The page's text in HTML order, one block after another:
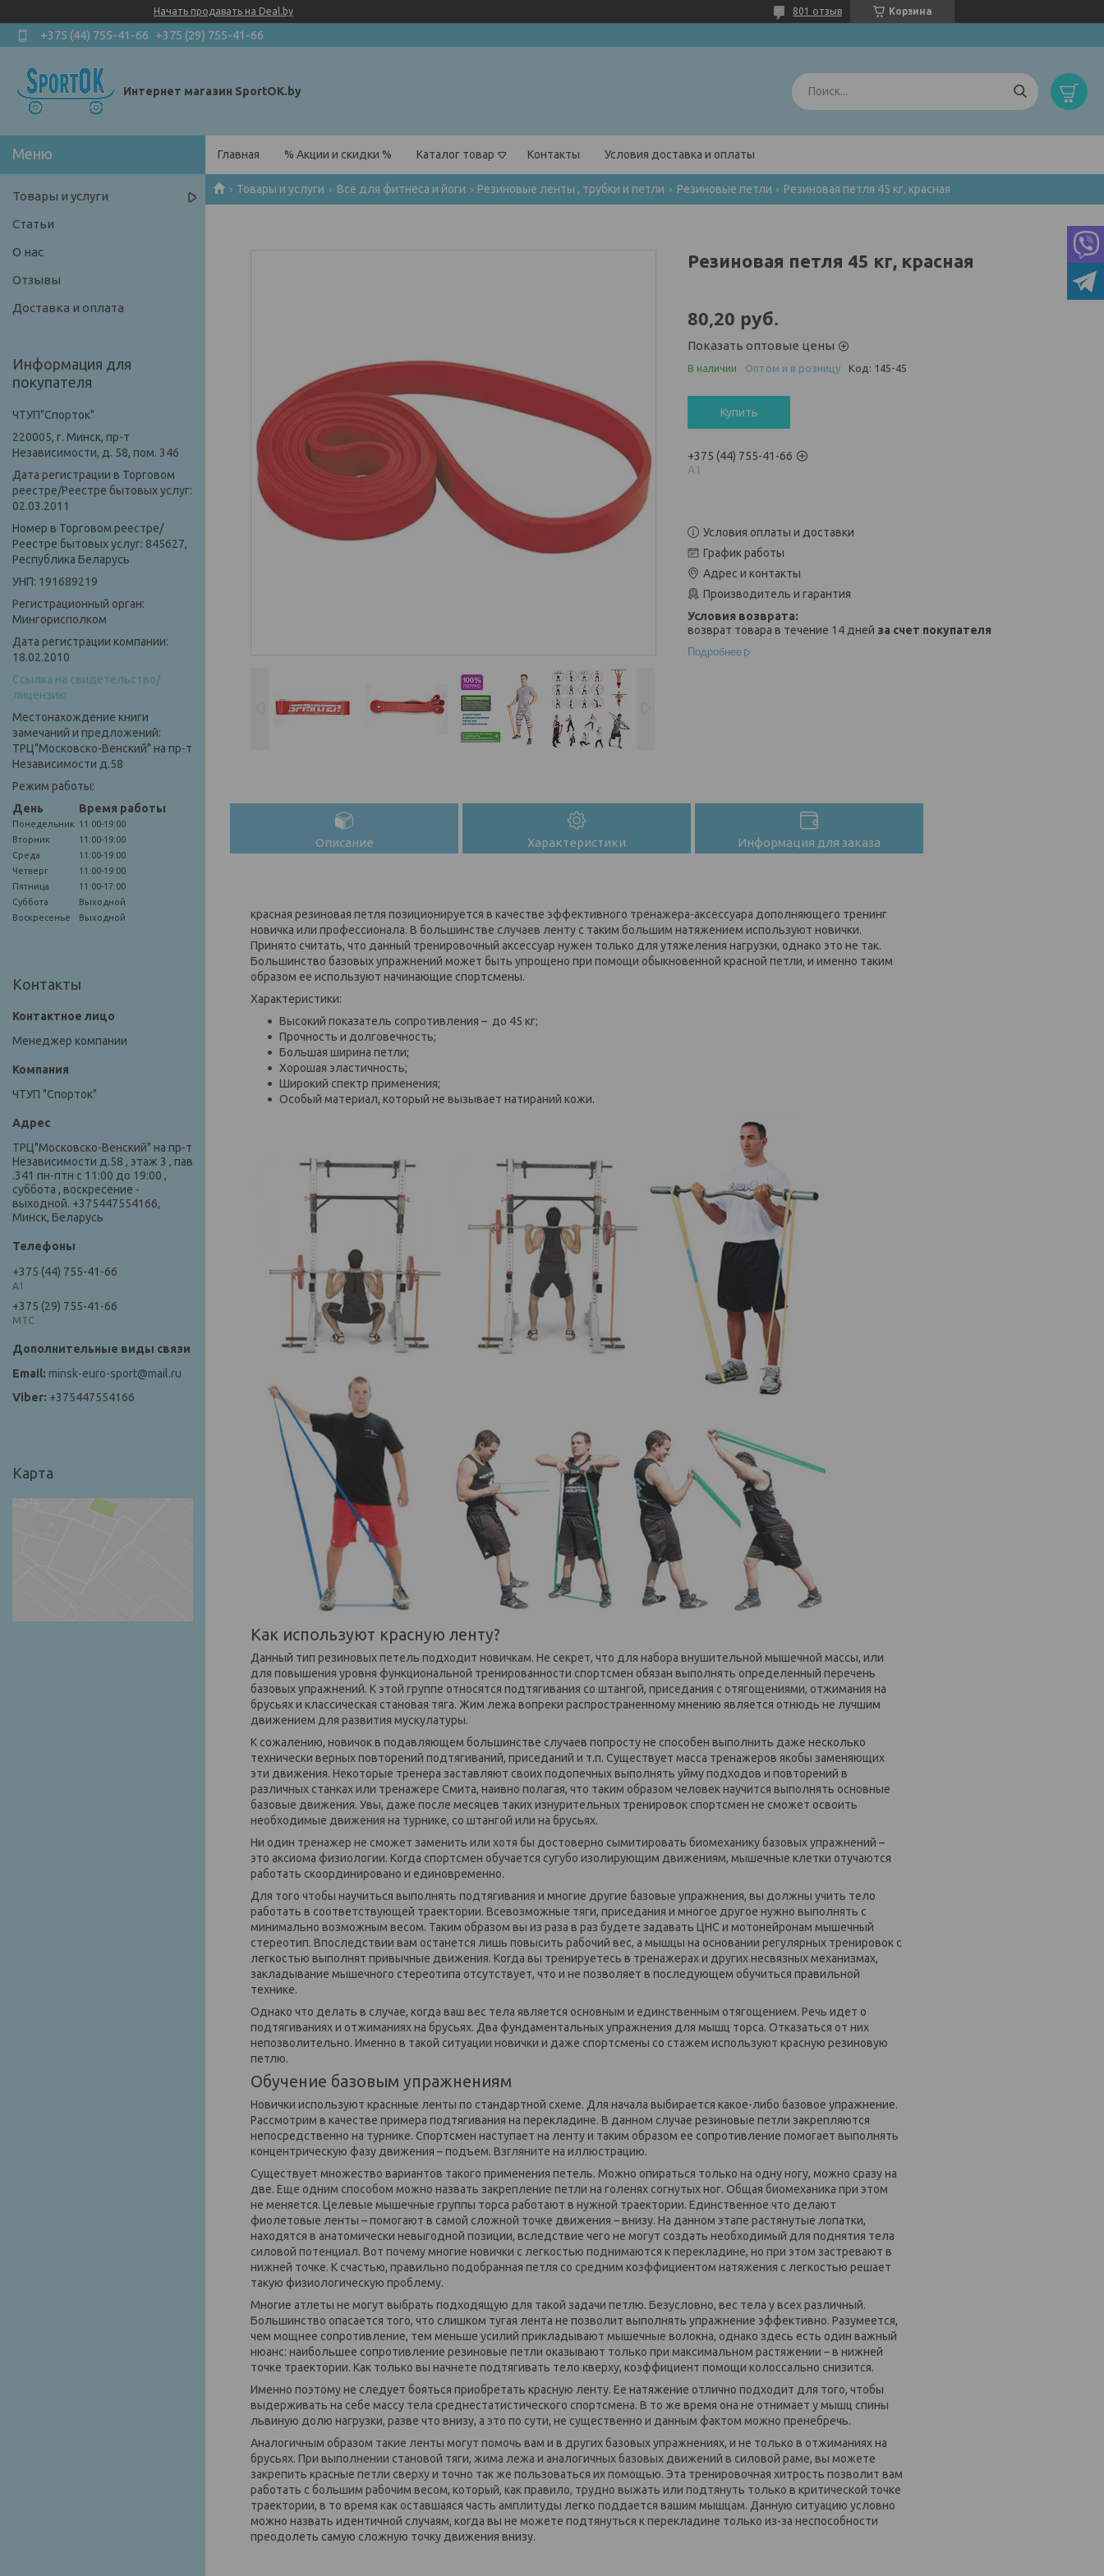
Начать продавать на Deal.by Корзина
801 отзыв
+375 (44) 755-41-66 +375 (29) 755-41-66
Интернет магазин SportOK.by
Главная % Акции и скидки % Каталог товар Контакты Условия доставка и оплаты
Товары и услуги Всё для фитнеса и йоги Резиновые ленты , трубки и петли Резиновые петли Резиновая петля 45 кг, красная
Резиновая петля 45 кг, красная
80,20 руб.
Показать оптовые цены
В наличии Оптом и в розницу Код: 145-45
Купить
+375 (44) 755-41-66
А1
Условия оплаты и доставки
График работы
Адрес и контакты
Производитель и гарантия
возврат товара в течение 14 дней за счет покупателя
Подробнее
Описание Характеристики Информация для заказа
красная резиновая петля позиционируется в качестве эффективного тренажера-аксессуара дополняющего тренинг
новичка или профессионала. В большинстве случаев ленту с таким большим натяжением используют новички.
Принято считать, что данный тренировочный аксессуар нужен только для утяжеления нагрузки, однако это не так.
Большинство базовых упражнений может быть упрощено при помощи обыкновенной красной петли, и именно таким
образом ее используют начинающие спортсмены.
Характеристики:
Высокий показатель сопротивления – до 45 кг;
Прочность и долговечность;
Большая ширина петли;
Хорошая эластичность;
Широкий спектр применения;
Особый материал, который не вызывает натираний кожи.
Как используют красную ленту?
Данный тип резиновых петель подходит новичкам. Не секрет, что для набора внушительной мышечной массы, или
для повышения уровня функциональной тренированности спортсмен обязан выполнять определенный перечень
базовых упражнений. К этой группе относятся подтягивания со штангой, приседания с отягощениями, отжимания на
брусьях и классическая становая тяга. Жим лежа вопреки распространенному мнению является отнюдь не лучшим
движением для развития мускулатуры.
К сожалению, новичок в подавляющем большинстве случаев попросту не способен выполнить даже несколько
технически верных повторений подтягиваний, приседаний и т.п. Существует масса тренажеров якобы заменяющих
эти движения. Некоторые тренера заставляют своих подопечных выполнять уйму подходов и повторений в
различных станках или тренажере Смита, наивно полагая, что таким образом человек научится выполнять основные
базовые движения. Увы, даже после месяцев таких изнурительных тренировок спортсмен не сможет освоить
необходимые движения на турнике, со штангой или на брусьях.
Ни один тренажер не сможет заменить или хотя бы достоверно сымитировать биомеханику базовых упражнений –
это аксиома физиологии. Когда спортсмен обучается сугубо изолирующим движениям, мышечные клетки отучаются
работать скоординировано и единовременно.
Для того чтобы научиться выполнять подтягивания и многие другие базовые упражнения, вы должны учить тело
работать в соответствующей траектории. Всевозможные тяги, приседания и многое другое нужно выполнять с
минимально возможным весом. Таким образом вы из раза в раз будете задавать ЦНС и мотонейронам мышечный
стереотип. Впоследствии вам останется лишь повысить рабочий вес, а мышцы на основании регулярных тренировок с
легкостью выполнят привычные движения. Когда вы тренируетесь в тренажерах и других несвязных механизмах,
закладывание мышечного стереотипа отсутствует, что и не позволяет в последующем обучиться правильной
технике.
Однако что делать в случае, когда ваш вес тела является основным и единственным отягощением. Речь идет о
подтягиваниях и отжиманиях на брусьях. Два фундаментальных упражнения для мышц торса. Отказаться от них
непозволительно. Именно в такой ситуации новички и даже спортсмены со стажем используют красную резиновую
петлю.
Обучение базовым упражнениям
Новички используют краснные ленты по стандартной схеме. Для начала выбирается какое-либо базовое упражнение.
Рассмотрим в качестве примера подтягивания на перекладине. В данном случае резиновые петли закрепляются
непосредственно на турнике. Спортсмен наступает на ленту и таким образом ее сопротивление помогает выполнять
концентрическую фазу движения – подъем. Взгляните на иллюстрацию.
Существует множество вариантов такого применения петель. Можно опираться только на одну ногу, можно сразу на
две. Еще одним способом можно назвать закрепление петли на голенях согнутых ног. Общая биомеханика при этом
не меняется. Целевые мышечные группы торса работают в нужной траектории. Единственное что делают
фиолетовые ленты – помогают в самой сложной точке движения – внизу. На данном этапе растянутые лопатки,
находятся в анатомически невыгодной позиции, вследствие чего не могут создать необходимый для поднятия тела
силовой потенциал. Вот почему многие новички с легкостью поднимаются к перекладине, но при этом застревают в
нижней точке. К счастью, правильно подобранная петля со средним коэффициентом натяжения с легкостью решает
такую физиологическую проблему.
Многие атлеты не могут выбрать подходящую для такой задачи петлю. Безусловно, вес тела у всех различный.
Большинство опасается того, что слишком тугая лента не позволит выполнять упражнение эффективно. Разумеется,
чем мощнее сопротивление, тем меньше усилий прикладывают мышечные волокна, однако здесь есть один важный
нюанс: наибольшее сопротивление резиновые петли оказывают только при максимальном растяжении – в нижней
точке траектории. Как только вы начнете подтягивать тело кверху, коэффициент помощи колоссально снизится.
Именно поэтому не следует бояться приобретать красную ленту. Ее натяжение отлично подходит для того, чтобы
выдерживать на себе массу тела среднестатистического спортсмена. В то же время она не отнимает у мышц спины
львиную долю нагрузки, разве что внизу, а это по сути, не существенно и данным фактом можно пренебречь.
Аналогичным образом такие ленты могут помочь вам и в других базовых упражнениях, и не только в отжиманиях на
брусьях. При выполнении становой тяги, жима лежа и аналогичных базовых движений в силовой раме, вы можете
закрепить красные петли сверху и точно так же пользоваться их помощью. Эта тренировочная хитрость позволит вам
работать с большим рабочим весом, который, как правило, трудно выжать или подтянуть только в критической точке
траектории, в то время как оставшаяся часть амплитуды легко поддается вашим мышцам. Данную ситуацию условно
можно назвать идентичной случаям, когда вы не можете подтянуться к перекладине только из-за неспособности
преодолеть самую сложную точку движения внизу.
Товары и услуги
Статьи
О нас
Отзывы
Доставка и оплата
Информация для
покупателя
ЧТУП"Спорток"
220005, г. Минск, пр-т
Независимости, д. 58, пом. 346
Дата регистрации в Торговом
реестре/Реестре бытовых услуг:
02.03.2011
Номер в Торговом реестре/
Реестре бытовых услуг: 845627,
Республика Беларусь
УНП: 191689219
Регистрационный орган:
Мингорисполком
Дата регистрации компании:
18.02.2010
Ссылка на свидетельство/
лицензию
Местонахождение книги
замечаний и предложений:
ТРЦ"Московско-Венский" на пр-т
Независимости д.58
Режим работы:
День
Время работы
Понедельник 11:00-19:00
Вторник
11:00-19:00
Среда
11:00-19:00
Четверг
11:00-19:00
Пятница
11:00-17:00
Суббота
Выходной
Воскресенье
Выходной
Контакты
Менеджер компании
ЧТУП "Спорток"
ТРЦ"Московско-Венский" на пр-т
Независимости д.58 , этаж 3 , пав
.341 пн-птн с 11:00 до 19:00 ,
суббота , воскресение -
выходной. +375447554166,
Минск, Беларусь
+375 (44) 755-41-66
А1
+375 (29) 755-41-66
МТС
minsk-euro-sport@mail.ru
+375447554166
Карта